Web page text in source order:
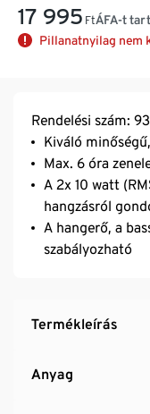
17 995 FtÁFA-t
Pillanatnyilag nem
Rendelési szám:
Kiváló
Max. 6 óra
A 2x 10 watt
hangzásról
A hangerő, a
szabályozható
Termékleírás
Anyag